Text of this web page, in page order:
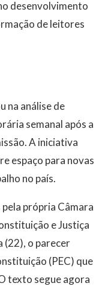
desenvolvimento
de leitores
na análise de
semanal após a
A iniciativa
espaço para novas
no país.
própria Câmara
e Justiça
(22), o parecer
(PEC) que
texto segue agora